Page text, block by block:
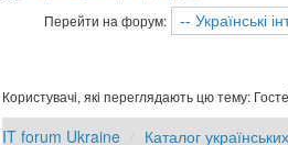
Перейти на форум:
Користувачі, які переглядають цю тему:
IT forum Ukraine Каталог